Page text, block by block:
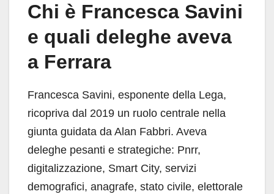
Chi è Francesca Savini
e quali deleghe aveva
a Ferrara
Francesca Savini, esponente della Lega,
ricopriva dal 2019 un ruolo centrale nella
giunta guidata da Alan Fabbri. Aveva
deleghe pesanti e strategiche: Pnrr,
digitalizzazione, Smart City, servizi
demografici, anagrafe, stato civile, elettorale